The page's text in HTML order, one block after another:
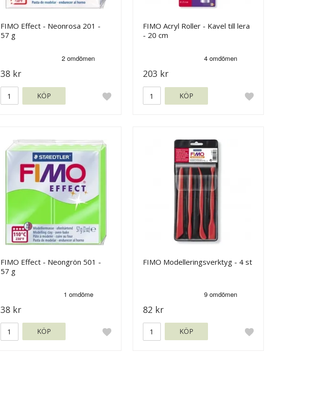
FIMO Effect - Neonrosa 201 -
57 g
38 kr
KÖP
FIMO Acryl Roller - Kavel till lera
- 20 cm
203 kr
KÖP
FIMO Effect - Neongrön 501 -
57 g
38 kr
KÖP
FIMO Modelleringsverktyg - 4 st
82 kr
KÖP